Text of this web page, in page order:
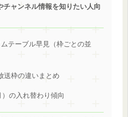
チャンネル情報を知りたい人向
テーブル早見（枠ごとの並
送枠の違いまとめ
の入れ替わり傾向